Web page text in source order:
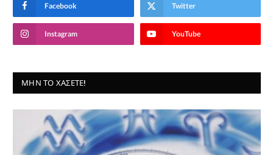
Facebook Twitter
Instagram YouTube
ΜΗΝ ΤΟ ΧΆΣΕΤΕ!